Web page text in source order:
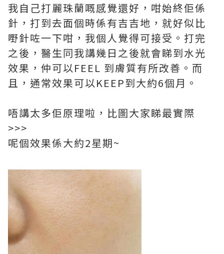
我自己打麗珠蘭嘅感覺還好，咁始終佢係
針，打到去面個時係有吉吉地，就好似比
嘢針咗一下咁，我個人覺得可接受。打完
之後，醫生同我講幾日之後就會睇到水光
效果，仲可以FEEL 到膚質有所改善。而
且，通常效果可以KEEP到大約6個月。
唔講太多佢原理啦，比圖大家睇最實際
>>>
呢個效果係大約2星期~